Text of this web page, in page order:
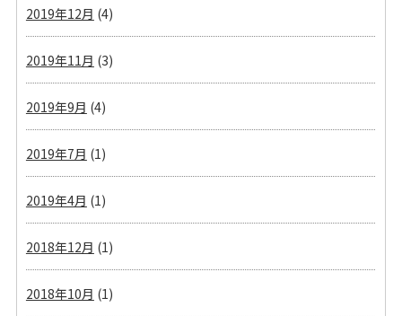
2019年12月 (4)
2019年11月 (3)
2019年9月 (4)
2019年7月 (1)
2019年4月 (1)
2018年12月 (1)
2018年10月 (1)